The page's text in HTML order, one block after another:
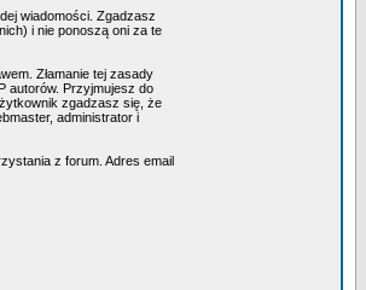
wiadomości. Zgadzasz
i nie ponoszą oni za te
Złamanie tej zasady
autorów. Przyjmujesz do
zgadzasz się, że
administrator i
z forum. Adres email